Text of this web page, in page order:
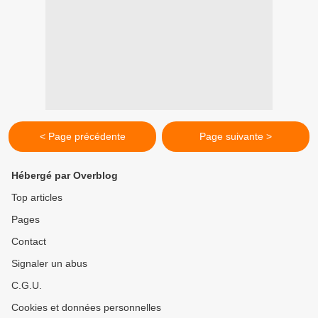
< Page précédente Page suivante >
Hébergé par Overblog
Top articles
Pages
Contact
Signaler un abus
C.G.U.
Cookies et données personnelles